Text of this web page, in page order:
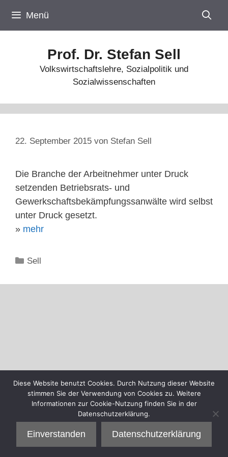
Inhalt
springen
Menü
Prof. Dr. Stefan Sell
Volkswirtschaftslehre, Sozialpolitik und
Sozialwissenschaften
22. September 2015 von Stefan Sell
Die Branche der Arbeitnehmer unter Druck
setzenden Betriebsrats- und
Gewerkschaftsbekämpfungssanwälte wird selbst
unter Druck gesetzt.
» mehr
Kategorien
Sell
Diese Website benutzt Cookies. Durch Nutzung dieser Website
stimmen Sie der Verwendung von Cookies zu. Weitere
Informationen zur Cookie-Nutzung finden Sie in der
Datenschutzerklärung.
Einverstanden Datenschutzerklärung